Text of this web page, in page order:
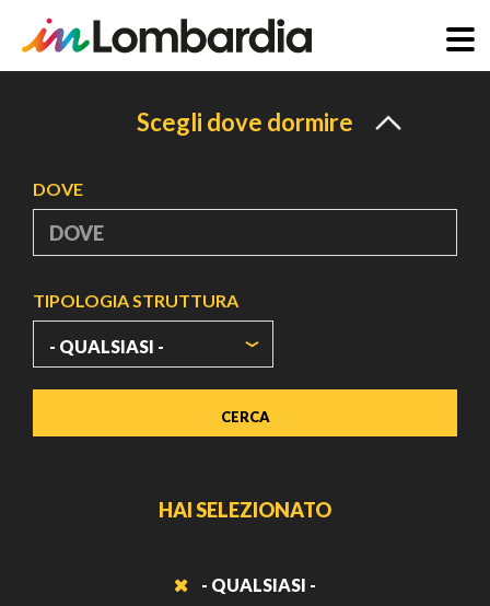
Scegli dove dormire
DOVE
TIPOLOGIA STRUTTURA
HAI SELEZIONATO
- QUALSIASI -